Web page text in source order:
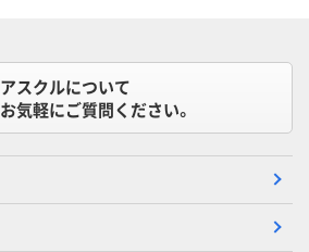
アスクルについて
お気軽にご質問ください。